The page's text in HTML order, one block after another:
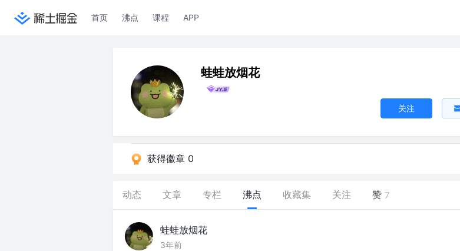
首页 沸点 课程 APP
蛙蛙放烟花
关注
获得徽章 0
动态 文章 专栏 沸点 收藏集 关注 赞 7
蛙蛙放烟花
3年前